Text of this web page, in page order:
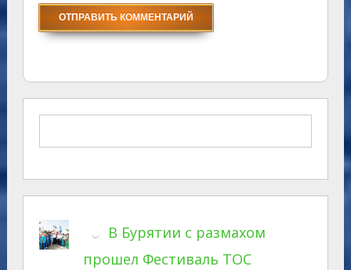
В Бурятии с размахом
прошел Фестиваль ТОС